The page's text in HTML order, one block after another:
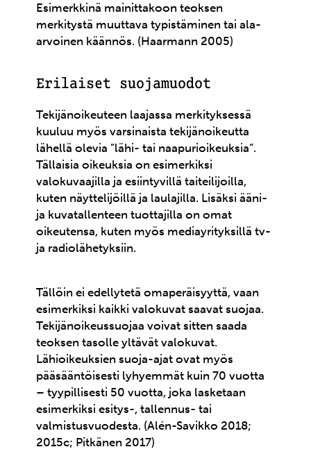
Esimerkkinä mainittakoon teoksen
merkitystä muuttava typistäminen tai ala-
arvoinen käännös. (Haarmann 2005)
Erilaiset suojamuodot
Tekijänoikeuteen laajassa merkityksessä
kuuluu myös varsinaista tekijänoikeutta
lähellä olevia ”lähi- tai naapurioikeuksia”.
Tällaisia oikeuksia on esimerkiksi
valokuvaajilla ja esiintyvillä taiteilijoilla,
kuten näyttelijöillä ja laulajilla. Lisäksi ääni-
ja kuvatallenteen tuottajilla on omat
oikeutensa, kuten myös mediayrityksillä tv-
ja radiolähetyksiin.
Tällöin ei edellytetä omaperäisyyttä, vaan
esimerkiksi kaikki valokuvat saavat suojaa.
Tekijänoikeussuojaa voivat sitten saada
teoksen tasolle yltävät valokuvat.
Lähioikeuksien suoja-ajat ovat myös
pääsääntöisesti lyhyemmät kuin 70 vuotta
– tyypillisesti 50 vuotta, joka lasketaan
esimerkiksi esitys-, tallennus- tai
valmistusvuodesta. (Alén-Savikko 2018;
2015c; Pitkänen 2017)